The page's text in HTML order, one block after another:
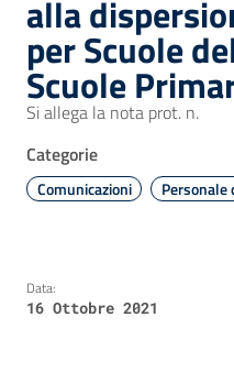
alla
per Scuole
Scuole
Si allega la nota prot. n.
Categorie
Comunicazioni
Data:
16 Ottobre 2021